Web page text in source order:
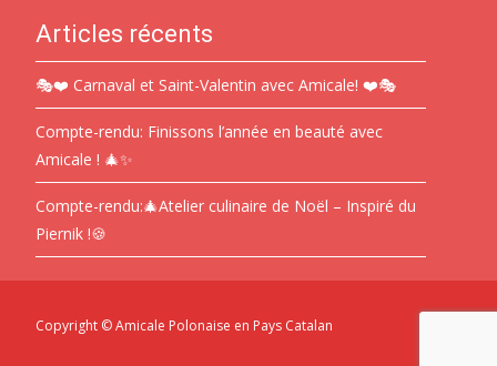
Articles récents
🎭❤️ Carnaval et Saint-Valentin avec Amicale! ❤️🎭
Compte-rendu: Finissons l’année en beauté avec
Amicale ! 🎄✨
Compte-rendu:🎄Atelier culinaire de Noël – Inspiré du
Piernik !🍪
Copyright © Amicale Polonaise en Pays Catalan